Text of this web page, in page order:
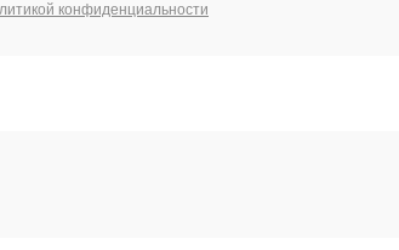
конфиденциальности